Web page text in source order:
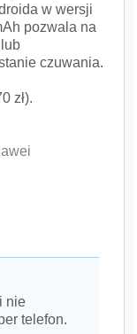
w wersji
pozwala na
czuwania.
zł).
nie
telefon.